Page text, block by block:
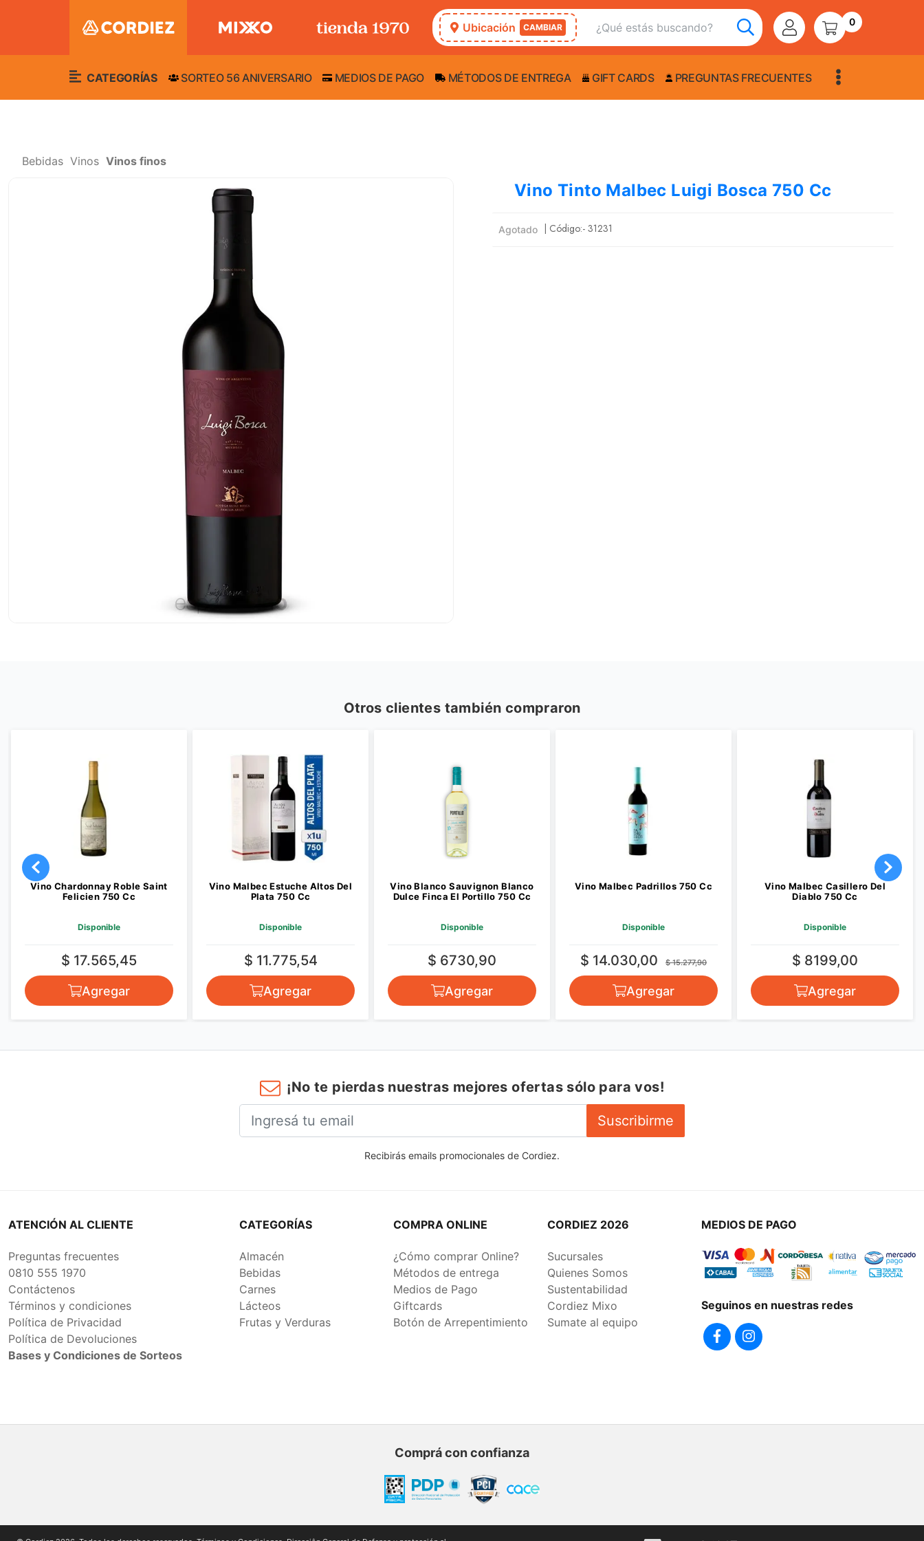
Ubicación CAMBIAR 0
CATEGORÍAS SORTEO 56 ANIVERSARIO MEDIOS DE PAGO MÉTODOS DE ENTREGA GIFT CARDS PREGUNTAS FRECUENTES
Bebidas Vinos Vinos finos
Vino Tinto Malbec Luigi Bosca 750 Cc
Agotado | Código:-31231
Otros clientes también compraron
Vino Chardonnay Roble Saint
Felicien 750 Cc
Disponible
$ 17.565,45
Agregar
Vino Malbec Estuche Altos Del
Plata 750 Cc
Disponible
$ 11.775,54
Agregar
Vino Blanco Sauvignon Blanco
Dulce Finca El Portillo 750 Cc
Disponible
$ 6730,90
Agregar
Vino Malbec Padrillos 750 Cc
Disponible
$ 14.030,00 $ 15.277,90
Agregar
Vino Malbec Casillero Del
Diablo 750 Cc
Disponible
$ 8199,00
Agregar
¡No te pierdas nuestras mejores ofertas sólo para vos!
Suscribirme
Recibirás emails promocionales de Cordiez.
ATENCIÓN AL CLIENTE
Preguntas frecuentes
0810 555 1970
Contáctenos
Términos y condiciones
Política de Privacidad
Política de Devoluciones
Bases y Condiciones de Sorteos
CATEGORÍAS
Almacén
Bebidas
Carnes
Lácteos
Frutas y Verduras
COMPRA ONLINE
¿Cómo comprar Online?
Métodos de entrega
Medios de Pago
Giftcards
Botón de Arrepentimiento
CORDIEZ 2026
Sucursales
Quienes Somos
Sustentabilidad
Cordiez Mixo
Sumate al equipo
MEDIOS DE PAGO
Seguinos en nuestras redes
Comprá con confianza